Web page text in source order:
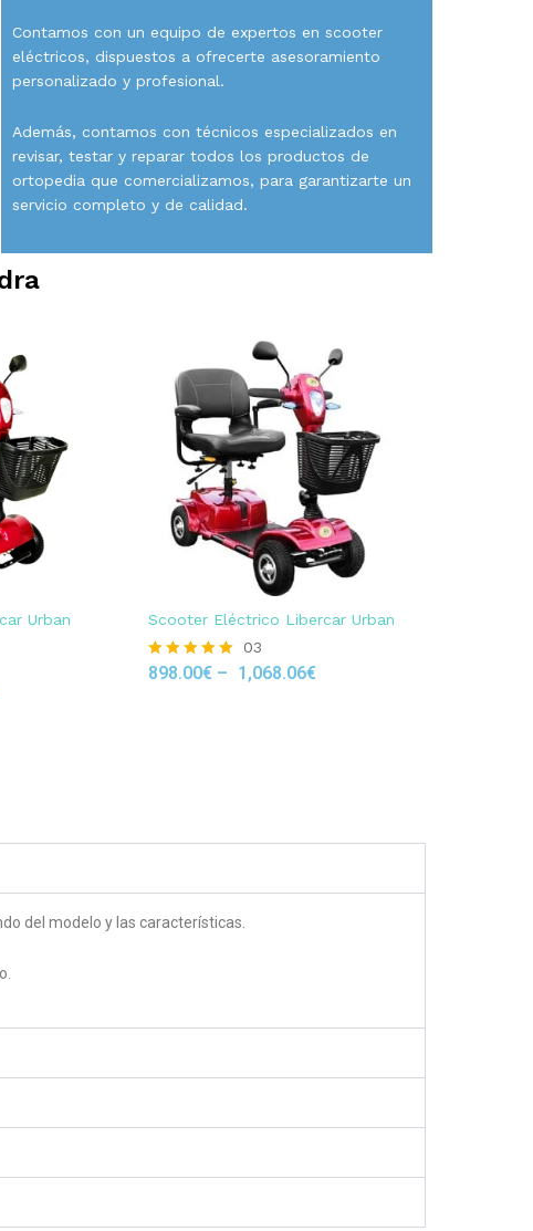
Contamos con un equipo de expertos en scooter
eléctricos, dispuestos a ofrecerte asesoramiento
personalizado y profesional.
Además, contamos con técnicos especializados en
revisar, testar y reparar todos los productos de
ortopedia que comercializamos, para garantizarte un
servicio completo y de calidad.
Urban
Scooter Eléctrico Libercar Urban
Rated
03
898.00€– 1,068.06€
del modelo y las características.